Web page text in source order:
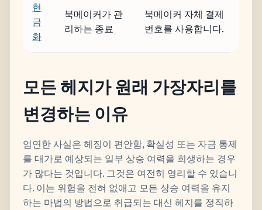
현
금
화
북메이커가 관
리하는 종료
북메이커 자체 결제
번호를 사용합니다.
모든 헤지가 원래 가장자리를
변경하는 이유
엄연한 사실은 헤징이 편안함, 확실성 또는 자금 통제
를 대가로 예상되는 일부 상승 여력을 희생하는 경우
가 많다는 것입니다. 그것은 여전히 ​​​​영리할 수 있습니
다. 이는 위험을 전혀 없애고 모든 상승 여력을 유지
하는 마법의 방법으로 취급되는 대신 헤지를 정직하